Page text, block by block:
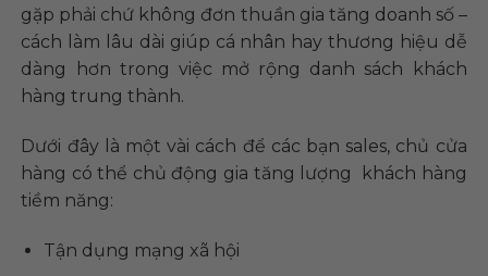
gặp phải chứ không đơn thuần gia tăng doanh số –
cách làm lâu dài giúp cá nhân hay thương hiệu dễ
dàng hơn trong việc mở rộng danh sách khách
hàng trung thành.
Dưới đây là một vài cách để các bạn sales, chủ cửa
hàng có thể chủ động gia tăng lượng khách hàng
tiềm năng:
Tận dụng mạng xã hội